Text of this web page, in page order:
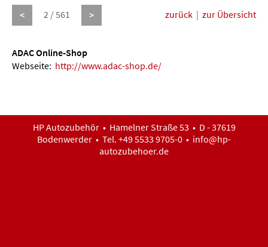
< 2 / 561 > zurück | zur Übersicht
ADAC Online-Shop
Webseite: http://www.adac-shop.de/
HP Autozubehör • Hamelner Straße 53 • D - 37619
Bodenwerder • Tel. +49 5533 9705-0 • info@hp-
autozubehoer.de